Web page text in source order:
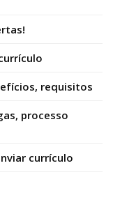
requisitos
processo
currículo